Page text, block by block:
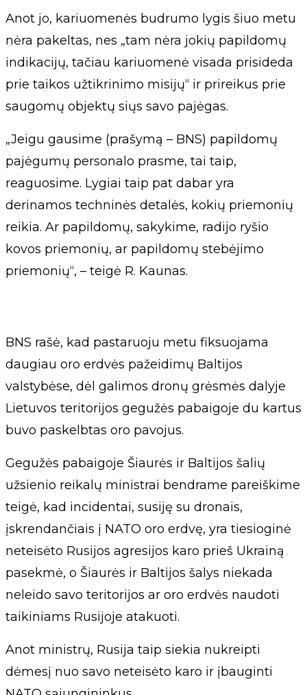
Anot jo, kariuomenės budrumo lygis šiuo metu
nėra pakeltas, nes „tam nėra jokių papildomų
indikacijų, tačiau kariuomenė visada prisideda
prie taikos užtikrinimo misijų“ ir prireikus prie
saugomų objektų siųs savo pajėgas.
„Jeigu gausime (prašymą – BNS) papildomų
pajėgumų personalo prasme, tai taip,
reaguosime. Lygiai taip pat dabar yra
derinamos techninės detalės, kokių priemonių
reikia. Ar papildomų, sakykime, radijo ryšio
kovos priemonių, ar papildomų stebėjimo
priemonių“, – teigė R. Kaunas.
BNS rašė, kad pastaruoju metu fiksuojama
daugiau oro erdvės pažeidimų Baltijos
valstybėse, dėl galimos dronų grėsmės dalyje
Lietuvos teritorijos gegužės pabaigoje du kartus
buvo paskelbtas oro pavojus.
Gegužės pabaigoje Šiaurės ir Baltijos šalių
užsienio reikalų ministrai bendrame pareiškime
teigė, kad incidentai, susiję su dronais,
įskrendančiais į NATO oro erdvę, yra tiesioginė
neteisėto Rusijos agresijos karo prieš Ukrainą
pasekmė, o Šiaurės ir Baltijos šalys niekada
neleido savo teritorijos ar oro erdvės naudoti
taikiniams Rusijoje atakuoti.
Anot ministrų, Rusija taip siekia nukreipti
dėmesį nuo savo neteisėto karo ir įbauginti